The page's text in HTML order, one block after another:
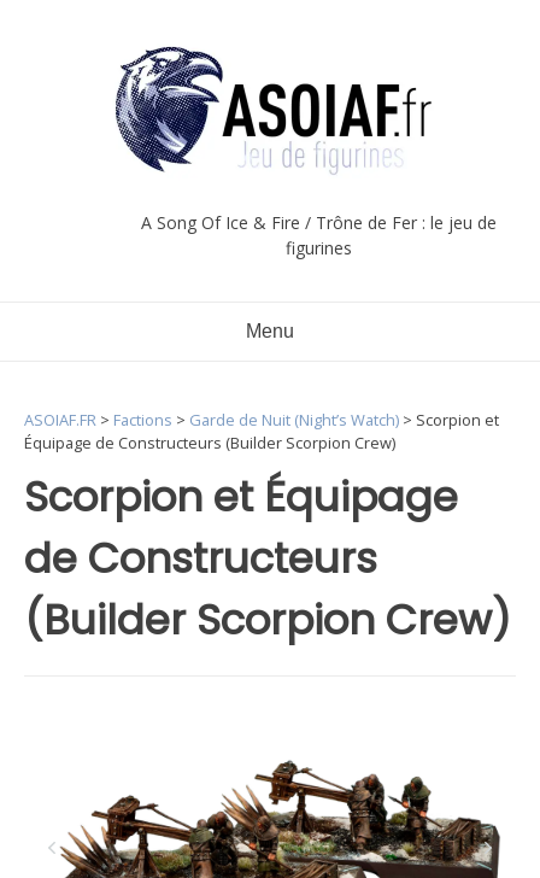
A Song Of Ice & Fire / Trône de Fer : le jeu de
figurines
Menu
Scorpion et Équipage
de Constructeurs
(Builder Scorpion Crew)
ASOIAF.FR > Factions > Garde de Nuit (Night’s Watch) > Scorpion et
Équipage de Constructeurs (Builder Scorpion Crew)